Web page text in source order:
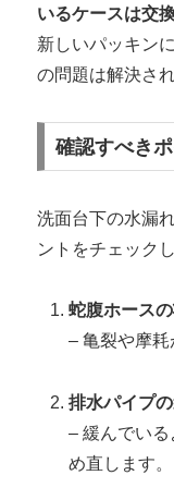
いるケースは交
新しいパッキン
の問題は解決され
確認すべき
洗面台下の水漏
ントをチェック
蛇腹ホース
– 亀裂や摩耗
排水パイプ
– 緩んでい
め直します。